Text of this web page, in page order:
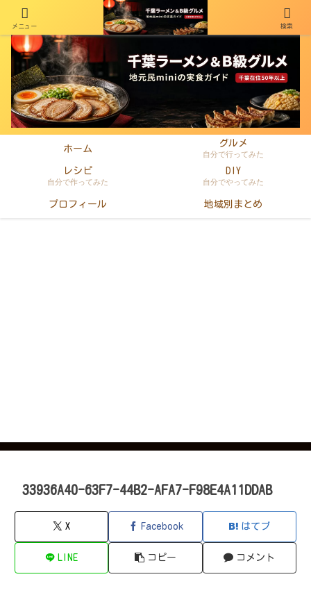
千葉在住50年以上のminiがラーメン・町中華・B級グルメを本音レビュー
ホーム
グルメ
自分で行ってみた
レシピ
自分で作ってみた
DIY
自分でやってみた
プロフィール 地域別まとめ
33936A40-63F7-44B2-AFA7-F98E4A11DDAB
X Facebook はてブ
LINE コピー コメント
メニュー 検索